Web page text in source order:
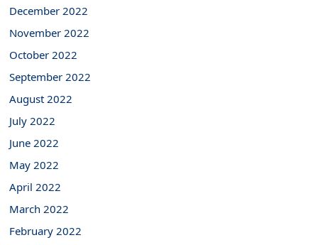
December 2022
November 2022
October 2022
September 2022
August 2022
July 2022
June 2022
May 2022
April 2022
March 2022
February 2022